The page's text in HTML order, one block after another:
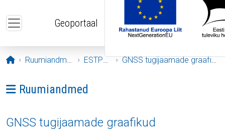
Geoportaal
Avaleht
Ruumiandmed ESTPOS GNSS tugijaamade graafikud
Ava menüü: Ruumiandmed
Ruumiandmed
GNSS tugijaamade graafikud